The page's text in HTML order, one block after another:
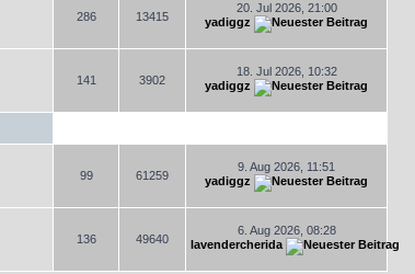
286 13415
20. Jul 2026, 21:00
yadiggz
141 3902
18. Jul 2026, 10:32
yadiggz
99 61259
9. Aug 2026, 11:51
yadiggz
136 49640
6. Aug 2026, 08:28
lavendercherida